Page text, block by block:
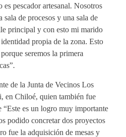
pescador artesanal. Nosotros
sala de procesos y una sala de
principal y con esto mi marido
propia de la zona. Esto
seremos la primera
de la Junta de Vecinos Los
en Chiloé, quien también fue
“Este es un logro muy importante
podido concretar dos proyectos
fue la adquisición de mesas y